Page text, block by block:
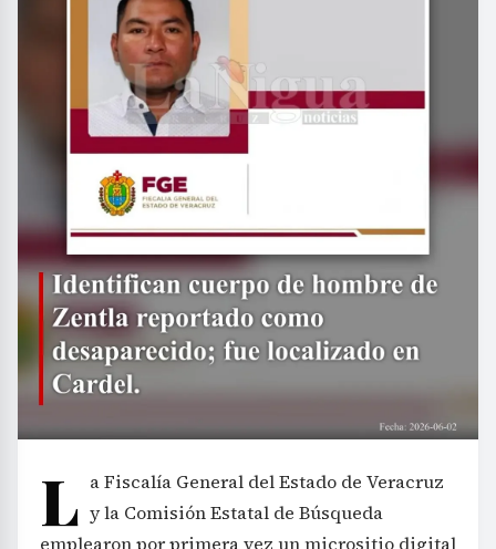
L a Fiscalía General del Estado de Veracruz
y la Comisión Estatal de Búsqueda
emplearon por primera vez un micrositio digital